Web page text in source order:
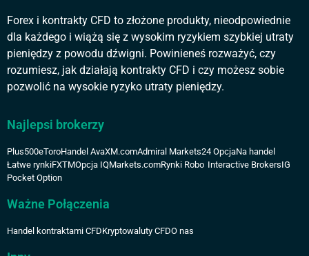
Forex i kontrakty CFD to złożone produkty, nieodpowiednie
dla każdego i wiążą się z wysokim ryzykiem szybkiej utraty
pieniędzy z powodu dźwigni. Powinieneś rozważyć, czy
rozumiesz, jak działają kontrakty CFD i czy możesz sobie
pozwolić na wysokie ryzyko utraty pieniędzy.
Najlepsi brokerzy
Plus500eToroHandel AvaXM.comAdmiral Markets24 OpcjaNa handel
Łatwe rynkiFXTMOpcja IQMarkets.comRynki Robo Interactive BrokersIG
Pocket Option
Ważne Połączenia
Handel kontraktami CFDKryptowaluty CFDO nas